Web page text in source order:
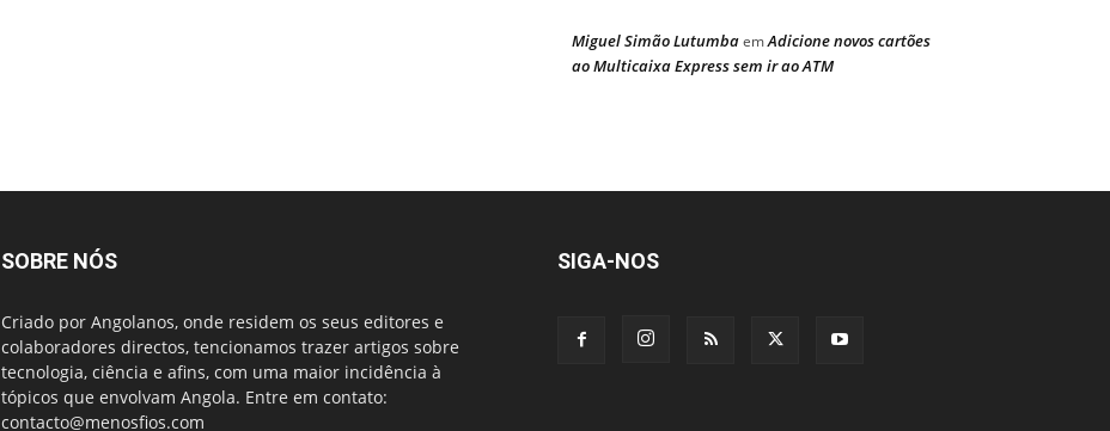
Miguel Simão LutumbaemAdicione novos cartões
ao Multicaixa Express sem ir ao ATM
SOBRE NÓS
Criado por Angolanos, onde residem os seus editores e
colaboradores directos, tencionamos trazer artigos sobre
tecnologia, ciência e afins, com uma maior incidência à
tópicos que envolvam Angola. Entre em contato:
contacto@menosfios.com
SIGA-NOS